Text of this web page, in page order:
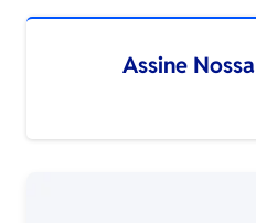
Assine Nossa